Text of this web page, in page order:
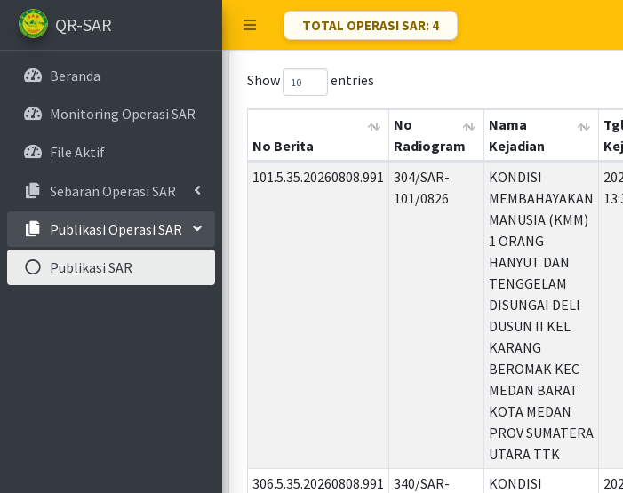
TOTAL OPERASI SAR: 4
QR-SAR
Beranda
Monitoring Operasi SAR
File Aktif
Sebaran Operasi SAR
Publikasi Operasi SAR
Publikasi SAR
Show entries
No Berita
No
Radiogram
Nama
Kejadian
101.5.35.20260808.991 304/SAR-
101/0826
KONDISI
MEMBAHAYAKAN
MANUSIA (KMM)
1 ORANG
HANYUT DAN
TENGGELAM
DISUNGAI DELI
DUSUN II KEL
KARANG
BEROMAK KEC
MEDAN BARAT
KOTA MEDAN
PROV SUMATERA
UTARA TTK
306.5.35.20260808.991 340/SAR-
KONDISI